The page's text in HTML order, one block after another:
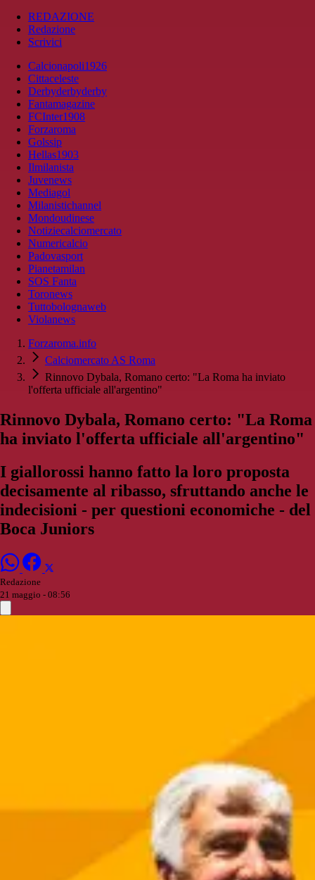
REDAZIONE
Redazione
Scrivici
Calcionapoli1926
Cittaceleste
Derbyderbyderby
Fantamagazine
FCInter1908
Forzaroma
Golssip
Hellas1903
Ilmilanista
Juvenews
Mediagol
Milanistichannel
Mondoudinese
Notiziecalciomercato
Numericalcio
Padovasport
Pianetamilan
SOS Fanta
Toronews
Tuttobolognaweb
Violanews
Forzaroma.info
Calciomercato AS Roma
Rinnovo Dybala, Romano certo: "La Roma ha inviato
l'offerta ufficiale all'argentino"
Rinnovo Dybala, Romano certo: "La Roma
ha inviato l'offerta ufficiale all'argentino"
I giallorossi hanno fatto la loro proposta
decisamente al ribasso, sfruttando anche le
indecisioni - per questioni economiche - del
Boca Juniors
Redazione
21 maggio - 08:56